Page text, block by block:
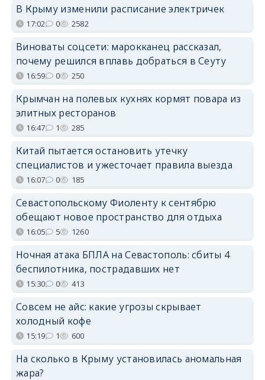
В Крыму изменили расписание электричек
17:02 0 2582
Виноваты соцсети: марокканец рассказал,
почему решился вплавь добраться в Сеуту
16:59 0 250
Крымчан на полевых кухнях кормят повара из
элитных ресторанов
16:47 1 285
Китай пытается остановить утечку
специалистов и ужесточает правила выезда
16:07 0 185
Севастопольскому Фиоленту к сентябрю
обещают новое пространство для отдыха
16:05 5 1260
Ночная атака БПЛА на Севастополь: сбиты 4
беспилотника, пострадавших нет
15:30 0 413
Совсем не айс: какие угрозы скрывает
холодный кофе
15:19 1 600
На сколько в Крыму установилась аномальная
жара?